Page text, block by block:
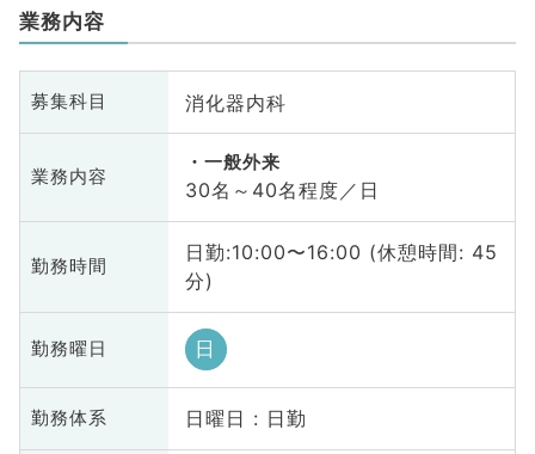
業務内容
募集科目 消化器内科
業務内容
一般外来
30名～40名程度／日
勤務時間
日勤:10:00〜16:00 (休憩時間: 45
分)
勤務曜日 日
勤務体系 日曜日 : 日勤